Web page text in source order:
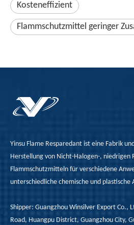
Kosteneffizient
Flammschutzmittel geringer
Yinsu Flame Resparedant ist eine Fabrik
Herstellung von Nicht-Halogen-, niedrigen
Flammschutzmitteln für verschiedene
unterschiedliche chemische und plastische
Shipper: Guangzhou Winsilver Export Co.,
Road, Huangpu District, Guangzhou City,